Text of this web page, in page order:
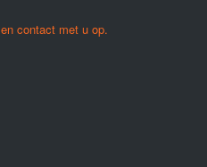
contact met u op.